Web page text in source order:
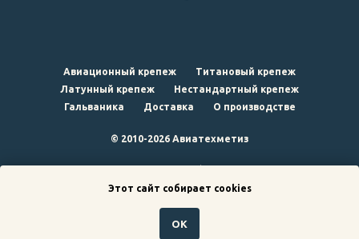
Авиационный крепеж
Титановый крепеж
Латунный крепеж
Нестандартный крепеж
Гальваника
Доставка О производстве
© 2010-2026 Авиатехметиз
наверх
Этот сайт собирает cookies
ОК